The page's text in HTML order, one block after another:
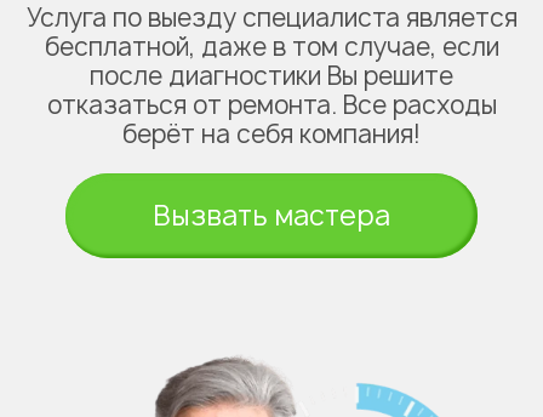
Услуга по выезду специалиста является
бесплатной, даже в том случае, если
после диагностики Вы решите
отказаться от ремонта. Все расходы
берёт на себя компания!
Вызвать мастера